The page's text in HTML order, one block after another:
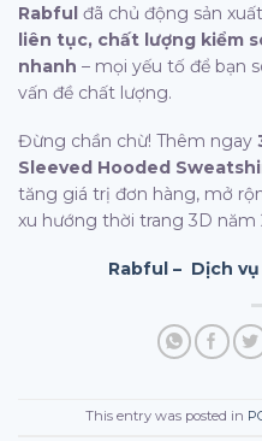
Rabful đã chủ động sản
liên tục, chất lượng kiểm
nhanh – mọi yếu tố để bạn
vấn đề chất lượng.
Đừng chần chừ! Thêm ngay
Sleeved Hooded
tăng giá trị đơn hàng, mở
xu hướng thời trang 3D năm
Rabful – Dịch
This entry was posted in